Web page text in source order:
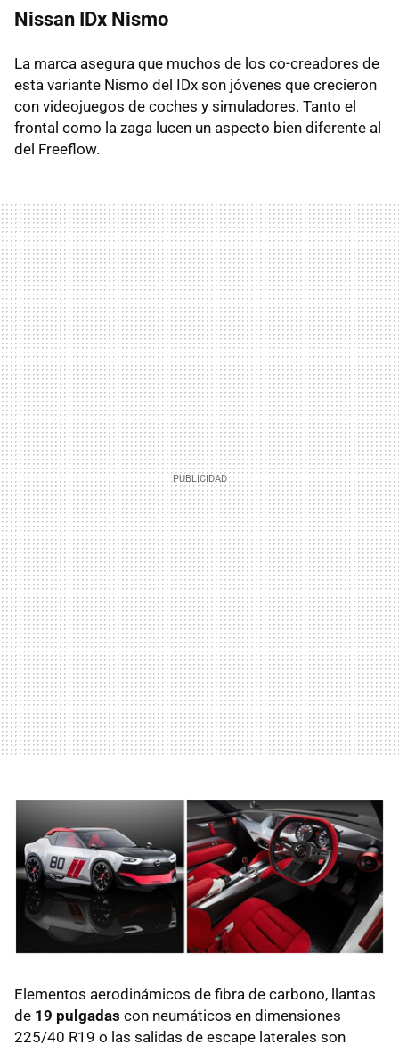
Nissan IDx Nismo
La marca asegura que muchos de los co-creadores de
esta variante Nismo del IDx son jóvenes que crecieron
con videojuegos de coches y simuladores. Tanto el
frontal como la zaga lucen un aspecto bien diferente al
del Freeflow.
Elementos aerodinámicos de fibra de carbono, llantas
de 19 pulgadas con neumáticos en dimensiones
225/40 R19 o las salidas de escape laterales son